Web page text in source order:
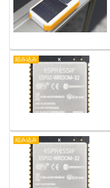
組み込み
組み込み